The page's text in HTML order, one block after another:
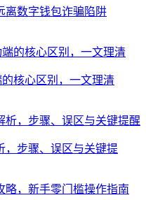
离数字钱包诈骗陷阱
核心区别，一文理清
，步骤、误区与关键提